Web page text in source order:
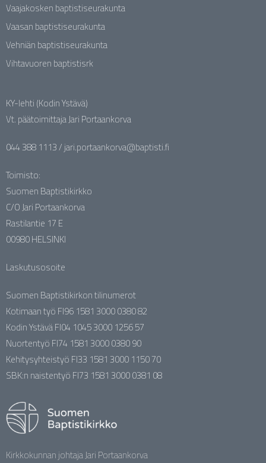
Vaajakosken baptistiseurakunta
Vaasan baptistiseurakunta
Vehniän baptistiseurakunta
Vihtavuoren baptistisrk
KY-lehti (Kodin Ystävä)
Vt. päätoimittaja Jari Portaankorva
044 388 1113 / jari.portaankorva@baptisti.fi
Toimisto:
Suomen Baptistikirkko
C/O Jari Portaankorva
Rastilantie 17 E
00980 HELSINKI
Laskutusosoite
Suomen Baptistikirkon tilinumerot
Kotimaan työ FI96 1581 3000 0380 82
Kodin Ystävä FI04 1045 3000 1256 57
Nuortentyö FI74 1581 3000 0380 90
Kehitysyhteistyö FI33 1581 3000 1150 70
SBK:n naistentyö FI73 1581 3000 0381 08
Kirkkokunnan johtaja Jari Portaankorva